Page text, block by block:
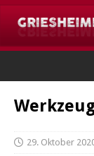
29. Oktober